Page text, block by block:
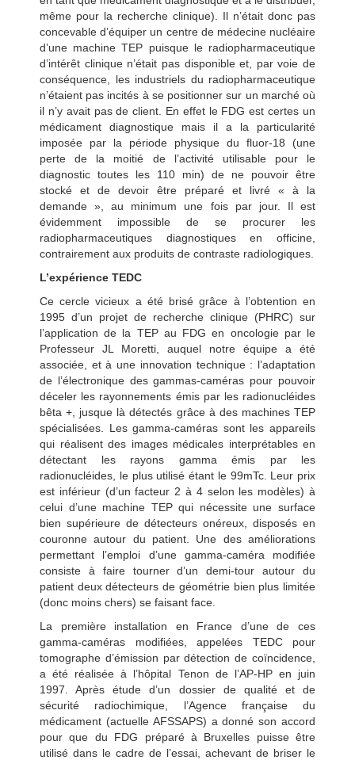
même pour la recherche clinique). Il n’était donc pas
concevable d’équiper un centre de médecine nucléaire
d’une machine TEP puisque le radiopharmaceutique
d’intérêt clinique n’était pas disponible et, par voie de
conséquence, les industriels du radiopharmaceutique
n’étaient pas incités à se positionner sur un marché où
il n’y avait pas de client. En effet le FDG est certes un
médicament diagnostique mais il a la particularité
imposée par la période physique du fluor-18 (une
perte de la moitié de l’activité utilisable pour le
diagnostic toutes les 110 min) de ne pouvoir être
stocké et de devoir être préparé et livré « à la
demande », au minimum une fois par jour. Il est
évidemment impossible de se procurer les
radiopharmaceutiques diagnostiques en officine,
contrairement aux produits de contraste radiologiques.
L’expérience TEDC
Ce cercle vicieux a été brisé grâce à l’obtention en
1995 d’un projet de recherche clinique (PHRC) sur
l’application de la TEP au FDG en oncologie par le
Professeur JL Moretti, auquel notre équipe a été
associée, et à une innovation technique : l’adaptation
de l’électronique des gammas-caméras pour pouvoir
déceler les rayonnements émis par les radionucléides
bêta +, jusque là détectés grâce à des machines TEP
spécialisées. Les gamma-caméras sont les appareils
qui réalisent des images médicales interprétables en
détectant les rayons gamma émis par les
radionucléides, le plus utilisé étant le 99mTc. Leur prix
est inférieur (d’un facteur 2 à 4 selon les modèles) à
celui d’une machine TEP qui nécessite une surface
bien supérieure de détecteurs onéreux, disposés en
couronne autour du patient. Une des améliorations
permettant l’emploi d’une gamma-caméra modifiée
consiste à faire tourner d’un demi-tour autour du
patient deux détecteurs de géométrie bien plus limitée
(donc moins chers) se faisant face.
La première installation en France d’une de ces
gamma-caméras modifiées, appelées TEDC pour
tomographe d’émission par détection de coïncidence,
a été réalisée à l’hôpital Tenon de l’AP-HP en juin
1997. Après étude d’un dossier de qualité et de
sécurité radiochimique, l’Agence française du
médicament (actuelle AFSSAPS) a donné son accord
pour que du FDG préparé à Bruxelles puisse être
utilisé dans le cadre de l’essai, achevant de briser le